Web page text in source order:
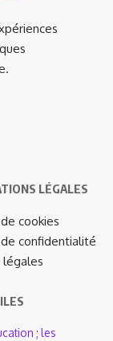
LÉGALES
cookies
confidentialité
; les